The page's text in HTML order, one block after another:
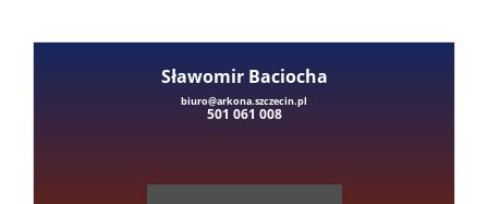
Sławomir Baciocha
biuro@arkona.szczecin.pl
501 061 008